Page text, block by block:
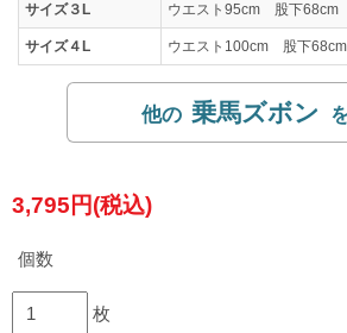
サイズ３L ウエスト95cm 股下68cm
サイズ４L ウエスト100cm 股下68cm
乗馬ズボン
3,795円(税込)
個数
枚